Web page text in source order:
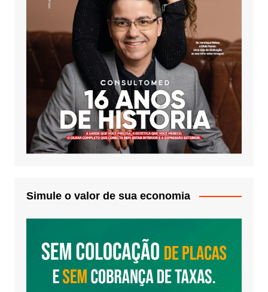
Simule o valor de sua economia